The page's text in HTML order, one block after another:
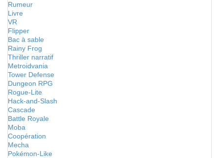
Rumeur
Livre
VR
Flipper
Bac à sable
Rainy Frog
Thriller narratif
Metroidvania
Tower Defense
Dungeon RPG
Rogue-Lite
Hack-and-Slash
Cascade
Battle Royale
Moba
Coopération
Mecha
Pokémon-Like